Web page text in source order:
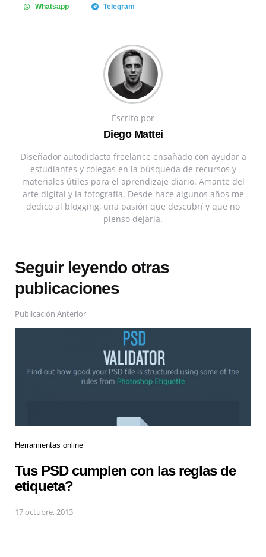
Whatsapp Telegram
Escrito por
Diego Mattei
Diseñador autodidacta freelance ensañado con ayudar a
estudiantes y colegas en la búsqueda de recursos y
materiales útiles para el aprendizaje diario. Amante del
arte digital y la fotografía. Desde hace algunos años me
dedico al blogging, una pasión que descubrí y que no
pienso dejarla.
Seguir leyendo otras
publicaciones
Publicación Anterior
Herramientas online
Tus PSD cumplen con las reglas de
etiqueta?
17 octubre, 2013